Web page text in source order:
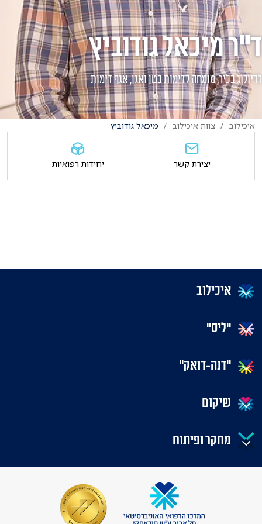
ד"ר מיכאל גודוביץ
רדיולוג בכיר, מומחה לדימות בטן ואגן, אגף דימות
איכילוב צוות איכילוב מיכאל גודוביץ
יצירת קשר יחידות רפואיות
איכילוב
"ליס"
"דנה-דואק"
שיקום
מחקר ופיתוח